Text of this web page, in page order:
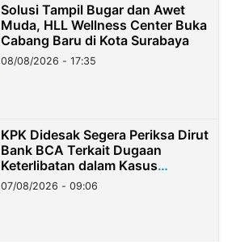
Solusi Tampil Bugar dan Awet
Muda, HLL Wellness Center Buka
Cabang Baru di Kota Surabaya
08/08/2026 - 17:35
KPK Didesak Segera Periksa Dirut
Bank BCA Terkait Dugaan
Keterlibatan dalam Kasus
Hilangnya Dana Nasabah Rp2,58
Miliar
07/08/2026 - 09:06